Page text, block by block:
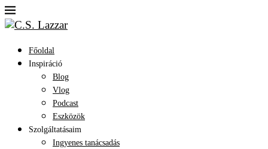
Főoldal
Inspiráció
Blog
Vlog
Podcast
Eszközök
Szolgáltatásaim
Ingyenes tanácsadás